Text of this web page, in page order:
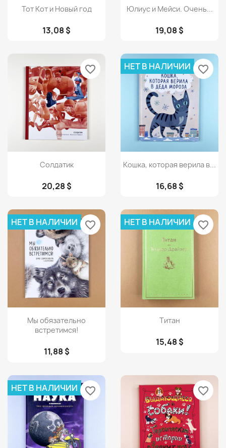
Просмотр
Тот Кот и Новый год
13,08 $
Просмотр
Юлиус и Мейси. Очень...
19,08 $
Просмотр
Солдатик
20,28 $
favorite_border
Просмотр
Кошка, которая верила в...
16,68 $
НЕТ В НАЛИЧИИ favorite_border
Просмотр
Мы обязательно
встретимся!
11,88 $
НЕТ В НАЛИЧИИ favorite_border
Просмотр
Титан
15,48 $
НЕТ В НАЛИЧИИ favorite_border
НЕТ В НАЛИЧИИ favorite_border favorite_border